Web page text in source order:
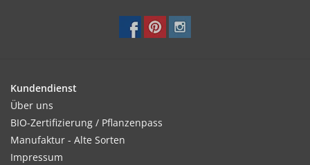
Kundendienst
Über uns
BIO-Zertifizierung / Pflanzenpass
Manufaktur - Alte Sorten
Impressum